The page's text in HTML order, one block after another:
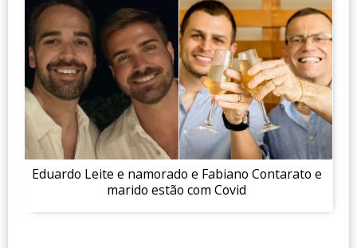
Eduardo Leite e namorado e Fabiano Contarato e
marido estão com Covid